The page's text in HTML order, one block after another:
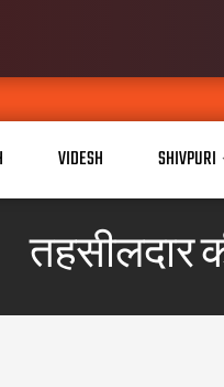
VIDESH SHIVPURI
तहसीलदार